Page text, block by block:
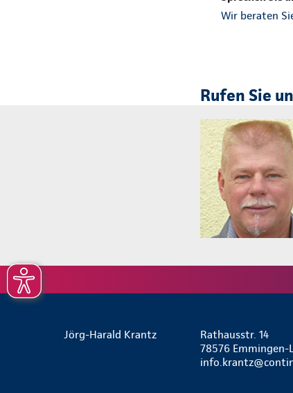
Wir beraten
Rufen Sie
Jörg-Harald Krantz
Rathausstr. 14
78576